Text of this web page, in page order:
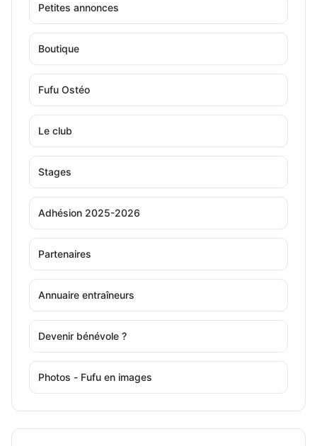
Petites annonces
Boutique
Fufu Ostéo
Le club
Stages
Adhésion 2025-2026
Partenaires
Annuaire entraîneurs
Devenir bénévole ?
Photos - Fufu en images